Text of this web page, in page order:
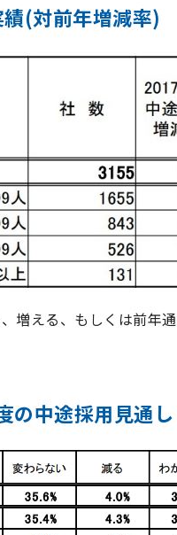
(対前年増減率)
増える、もしくは前年
の中途採用見通し